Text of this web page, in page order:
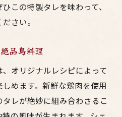
この特製タレを味わって、
さい。
品鳥料理
オリジナルレシピによって
めます。新鮮な鶏肉を使用
レが絶妙に組み合わさるこ